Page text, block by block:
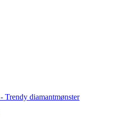
Trendy diamantmønster